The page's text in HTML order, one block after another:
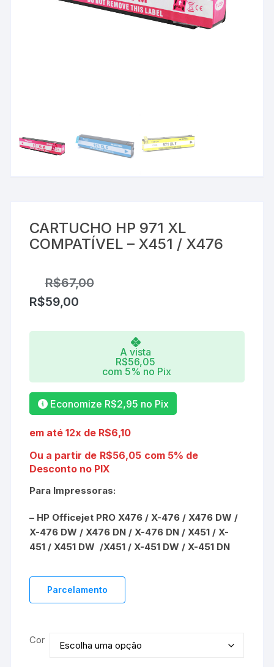
CARTUCHO HP 971 XL
COMPATÍVEL – X451 / X476
R$67,00
R$59,00
A vista
R$56,05
com 5% no Pix
Economize R$2,95 no Pix
em até 12x de R$6,10
Ou a partir de R$56,05 com 5% de
Desconto no PIX
Para Impressoras:
– HP Officejet PRO X476 / X-476 / X476 DW /
X-476 DW / X476 DN / X-476 DN / X451 / X-
451 / X451 DW /X451 / X-451 DW / X-451 DN
Parcelamento
Cor